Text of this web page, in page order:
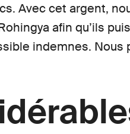
Avec cet argent,
afin qu’ils
indemnes. Nous